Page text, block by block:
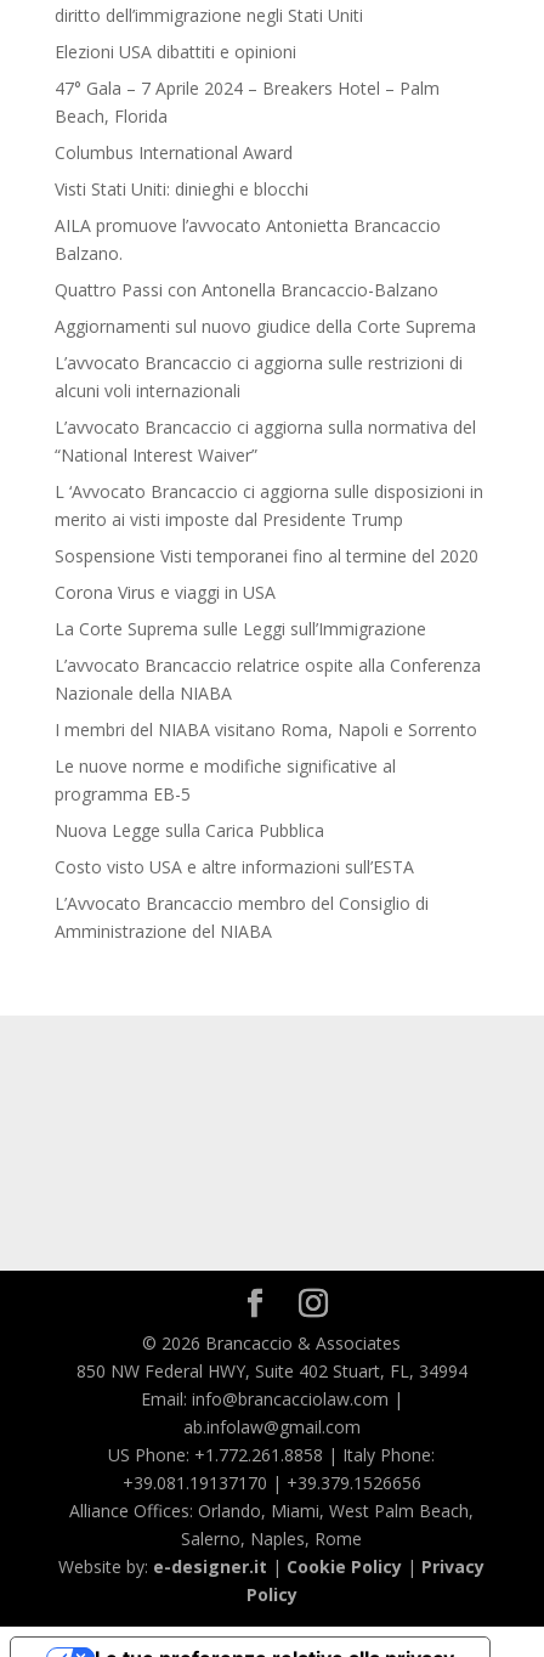
diritto dell’immigrazione negli Stati Uniti
Elezioni USA dibattiti e opinioni
47° Gala – 7 Aprile 2024 – Breakers Hotel – Palm
Beach, Florida
Columbus International Award
Visti Stati Uniti: dinieghi e blocchi
AILA promuove l’avvocato Antonietta Brancaccio
Balzano.
Quattro Passi con Antonella Brancaccio-Balzano
Aggiornamenti sul nuovo giudice della Corte Suprema
L’avvocato Brancaccio ci aggiorna sulle restrizioni di
alcuni voli internazionali
L’avvocato Brancaccio ci aggiorna sulla normativa del
“National Interest Waiver”
L ‘Avvocato Brancaccio ci aggiorna sulle disposizioni in
merito ai visti imposte dal Presidente Trump
Sospensione Visti temporanei fino al termine del 2020
Corona Virus e viaggi in USA
La Corte Suprema sulle Leggi sull’Immigrazione
L’avvocato Brancaccio relatrice ospite alla Conferenza
Nazionale della NIABA
I membri del NIABA visitano Roma, Napoli e Sorrento
Le nuove norme e modifiche significative al
programma EB-5
Nuova Legge sulla Carica Pubblica
Costo visto USA e altre informazioni sull’ESTA
L’Avvocato Brancaccio membro del Consiglio di
Amministrazione del NIABA
© 2026 Brancaccio & Associates
850 NW Federal HWY, Suite 402 Stuart, FL, 34994
Email: info@brancacciolaw.com |
ab.infolaw@gmail.com
US Phone: +1.772.261.8858 | Italy Phone:
+39.081.19137170 | +39.379.1526656
Alliance Offices: Orlando, Miami, West Palm Beach,
Salerno, Naples, Rome
Website by: e-designer.it | Cookie Policy | Privacy
Policy